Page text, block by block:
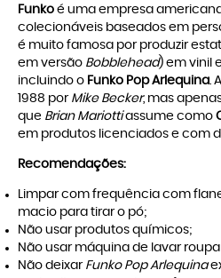
Funko é uma empresa
colecionáveis baseados em
é muito famosa por produzir
em versão Bobblehead) em vinil
incluindo o Funko Pop Arlequina.
1988 por Mike Becker, mas
que Brian Mariottiassume como
em produtos licenciados e com
Recomendações:
Limpar com frequência com
macio para tirar o pó;
Não usar produtos químicos;
Não usar máquina de lavar
Não deixar Funko Pop Arlequina